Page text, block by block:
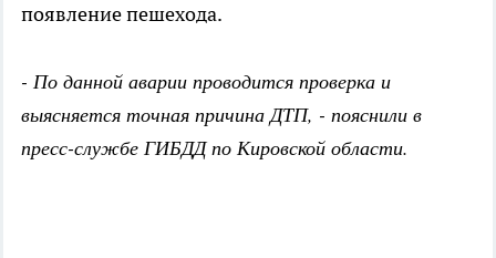
появление пешехода.
- По данной аварии проводится проверка и
выясняется точная причина ДТП, - пояснили в
пресс-службе ГИБДД по Кировской области.